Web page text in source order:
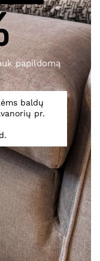
papildomą
baldų
pr.